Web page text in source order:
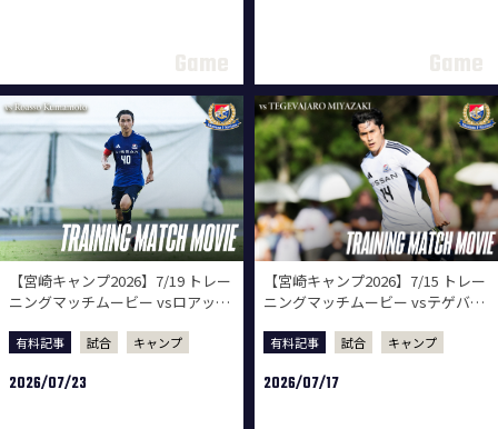
【宮崎キャンプ2026】7/19 トレー
ニングマッチムービー vsロアッソ
有料記事 試合 キャンプ
2026/07/23
【宮崎キャンプ2026】7/15 トレー
ニングマッチムービー vsテゲバジ
有料記事 試合 キャンプ
2026/07/17